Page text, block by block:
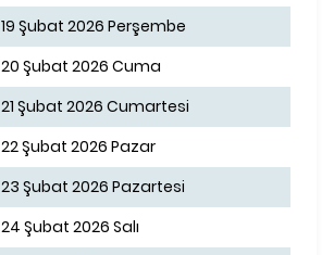
19 Şubat 2026 Perşembe
20 Şubat 2026 Cuma
21 Şubat 2026 Cumartesi
22 Şubat 2026 Pazar
23 Şubat 2026 Pazartesi
24 Şubat 2026 Salı